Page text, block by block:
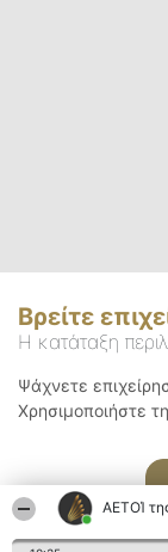
ΑΕΤΟΊ
Βρείτε
Η κατάταξη
Ψάχνετε
Χρησιμοποιήστε